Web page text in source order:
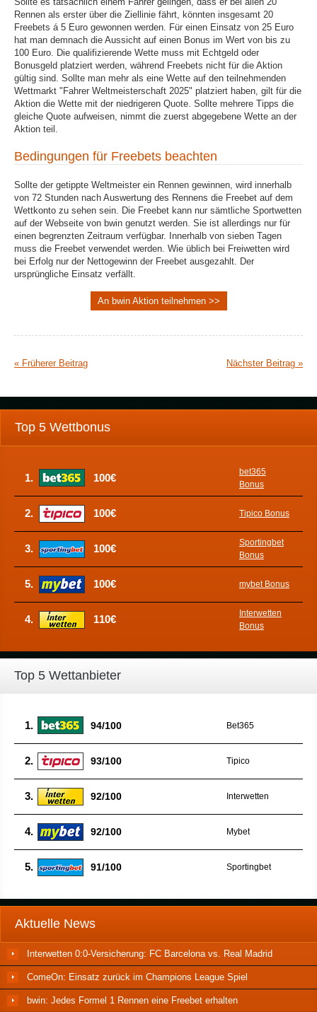
Rennen als erster über die Ziellinie fährt, könnten insgesamt 20
Freebets á 5 Euro gewonnen werden. Für einen Einsatz von 25 Euro
hat man demnach die Aussicht auf einen Bonus im Wert von bis zu
100 Euro. Die qualifizierende Wette muss mit Echtgeld oder
Bonusgeld platziert werden, während Freebets nicht für die Aktion
gültig sind. Sollte man mehr als eine Wette auf den teilnehmenden
Wettmarkt "Fahrer Weltmeisterschaft 2025" platziert haben, gilt für die
Aktion die Wette mit der niedrigeren Quote. Sollte mehrere Tipps die
gleiche Quote aufweisen, nimmt die zuerst abgegebene Wette an der
Aktion teil.
Bedingungen für Freebets beachten
Sollte der getippte Weltmeister ein Rennen gewinnen, wird innerhalb
von 72 Stunden nach Auswertung des Rennens die Freebet auf dem
Wettkonto zu sehen sein. Die Freebet kann nur sämtliche Sportwetten
auf der Webseite von bwin genutzt werden. Sie ist allerdings nur für
einen begrenzten Zeitraum verfügbar. Innerhalb von sieben Tagen
muss die Freebet verwendet werden. Wie üblich bei Freiwetten wird
bei Erfolg nur der Nettogewinn der Freebet ausgezahlt. Der
ursprüngliche Einsatz verfällt.
An bwin Aktion teilnehmen >>
« Früherer Beitrag Nächster Beitrag »
Top 5 Wettbonus
1. 100€
bet365
Bonus
2. 100€ Tipico Bonus
3. 100€
Sportingbet
Bonus
5. 100€ mybet Bonus
4. 110€
Interwetten
Bonus
Top 5 Wettanbieter
1. 94/100 Bet365
2. 93/100 Tipico
3. 92/100 Interwetten
4. 92/100 Mybet
5. 91/100 Sportingbet
Aktuelle News
Interwetten 0:0-Versicherung: FC Barcelona vs. Real Madrid
ComeOn: Einsatz zurück im Champions League Spiel
bwin: Jedes Formel 1 Rennen eine Freebet erhalten